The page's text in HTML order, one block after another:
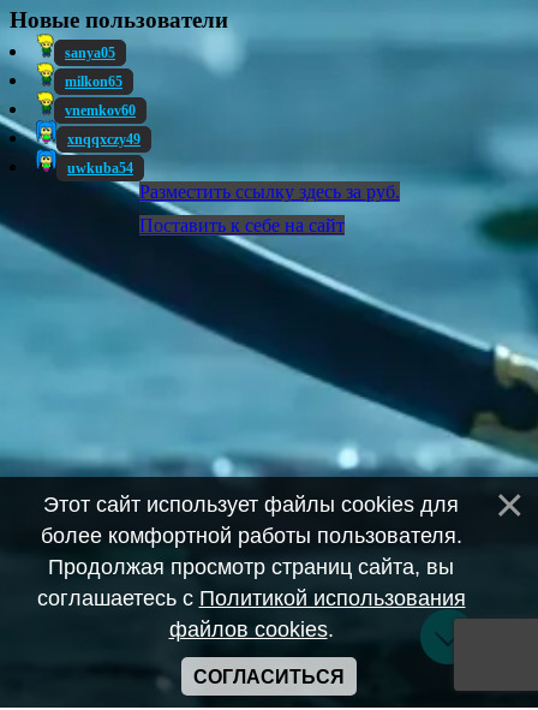
Новые пользователи
sanya05
milkon65
vnemkov60
xnqqxczy49
uwkuba54
Разместить ссылку здесь за руб.
Поставить к себе на сайт
Этот сайт использует файлы cookies для
более комфортной работы пользователя.
Продолжая просмотр страниц сайта, вы
соглашаетесь с Политикой использования
файлов cookies.
СОГЛАСИТЬСЯ